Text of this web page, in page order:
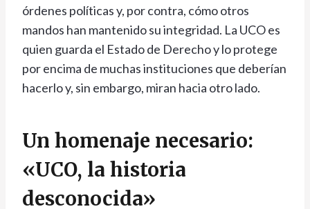
órdenes políticas y, por contra, cómo otros
mandos han mantenido su integridad. La UCO es
quien guarda el Estado de Derecho y lo protege
por encima de muchas instituciones que deberían
hacerlo y, sin embargo, miran hacia otro lado.
Un homenaje necesario:
«UCO, la historia
desconocida»